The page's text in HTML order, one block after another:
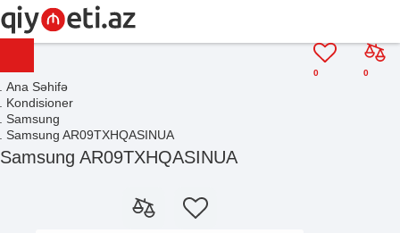
0
0
Ana Səhifə
Kondisioner
Samsung
Samsung AR09TXHQASINUA
Samsung AR09TXHQASINUA